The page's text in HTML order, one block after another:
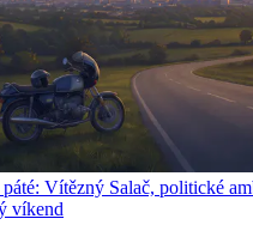
Vítězný Salač, politické
víkend